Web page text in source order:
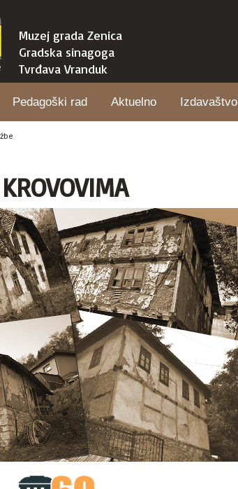
Muzej grada Zenica
Gradska sinagoga
Tvrđava Vranduk
Pedagoški rad Aktuelno Izdavaštvo